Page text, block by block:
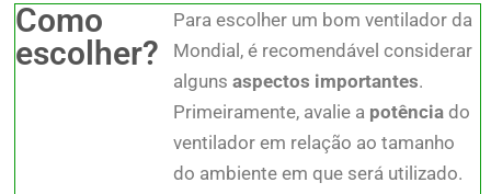
Como
escolher?
Para escolher um bom ventilador da
Mondial, é recomendável considerar
algunsaspectos importantes.
Primeiramente, avalie a potência do
ventilador em relação ao tamanho
do ambiente em que será utilizado.